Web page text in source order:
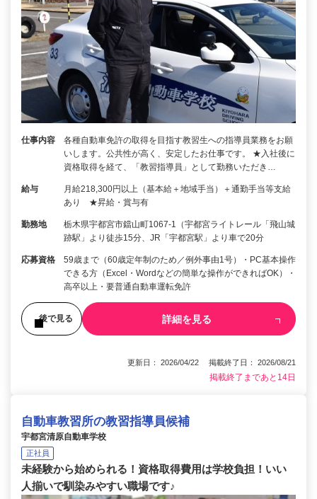
仕事内容
各種自動車免許の取得を目指す教習生への指導員業務をお願
いします。公共性が高く、安定したお仕事です。 ★入社後に
資格取得を経て、「教習指導員」として勤務いただき…
給与
月給218,300円以上（基本給＋地域手当）＋通勤手当等支給
あり ★昇給・賞与有
勤務地
栃木県宇都宮市鐺山町1067-1（宇都宮ライトレール「飛山城
跡駅」より徒歩15分、JR「宇都宮駅」より車で20分
応募資格
59歳まで（60歳定年制のため／例外事由1号）・PC基本操作
できる方（Excel・Wordなどの簡単な操作ができればOK）・
高卒以上・要普通自動車運転免許
後で見る 詳細を見る
更新日： 2026/04/22 掲載終了日： 2026/08/21
掲載終了まであと14日
自動車教習所の教習指導員候補
宇都宮清原自動車学校
正社員
未経験から始められる！資格取得費用は学校負担！いい
人揃いで馴染みやすい職場です♪